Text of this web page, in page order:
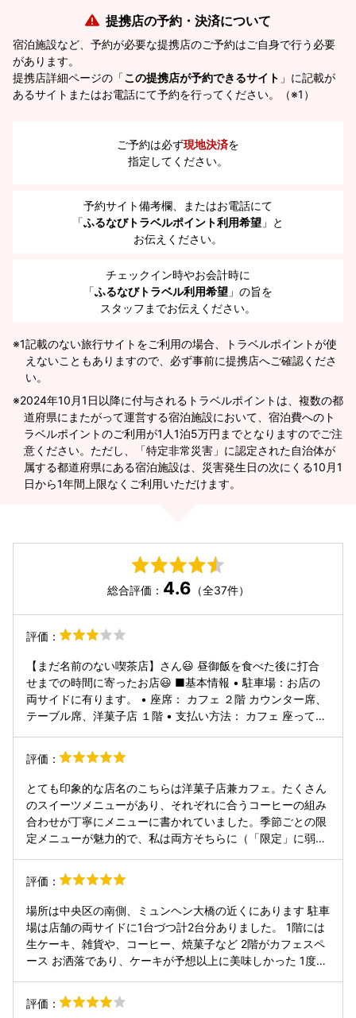
提携店の予約・決済について
宿泊施設など、予約が必要な提携店のご予約はご自身で行う必要
があります。
提携店詳細ページの「この提携店が予約できるサイト 」に記載が
あるサイトまたはお電話にて予約を行ってください。（※1）
ご予約は必ず現地決済を
指定してください。
予約サイト備考欄、またはお電話にて
「ふるなびトラベルポイント利用希望 」と
お伝えください。
チェックイン時やお会計時に
「ふるなびトラベル利用希望 」の旨を
スタッフまでお伝えください。
※1記載のない旅行サイトをご利用の場合、トラベルポイントが使
えないこともありますので、必ず事前に提携店へご確認くださ
い。
2024年10月1日以降に付与されるトラベルポイントは、複数の都
道府県にまたがって運営する宿泊施設において、宿泊費へのト
ラベルポイントのご利用が1人1泊5万円までとなりますのでご注
意ください。ただし、「特定非常災害」に認定された自治体が
属する都道府県にある宿泊施設は、災害発生日の次にくる10月1
日から1年間上限なくご利用いただけます。
総合評価： 4.6 （全37件）
評価：
【まだ名前のない喫茶店】さん😃 昼御飯を食べた後に打合
せまでの時間に寄ったお店😃 ​■基本情報 • ​駐車場：お店の
両サイドに有ります。 • ​座席： カフェ ２階 カウンター席、
テーブル席、洋菓子店 １階 • ​支払い方法： カフェ 座って注
紙袋無料。 • ​営業時間：カフェ 11時～18時(L.O.17時30
分)、洋菓子店 11時～19時 • 定休日：Instagramにて告知有
• ​予約：洋菓子店のみ予約可 • ​喫煙/禁煙：全席禁煙 ​■訪問
時の状況 • ​訪問日時： 11時30分頃 • ​混雑度： 先客無し(お
店の方達が新店舗の打合せ？をしてたので…静かでは無かっ
た) ​■注文したメニュー • ​料理名： カフェ『ケーキドリンク
セット(やわらかプリン、宵桜ブレンド(深煎り))(1,010円)』
(300円)』と『おつまみアーモンド(420円)』😆 ​■感想 • ​料
は、まさに至福の組み合わせでした。とろけるような食感の
『やわらかプリン』の優しい甘さに、深煎りの『宵桜ブレン
ド』のキリッとした苦味が絶妙にマッチします。テイクアウ
トした『軟石クッキー』は、地元・石山を象徴する軟石を模
した見た目が楽しく、サクサクの食感。他にも『マドレー
ヌ』や『おつまみアーモンド』など、素材の良さが光る焼き
評価：
とても印象的な店名のこちらは洋菓子店兼カフェ。たくさん
のスイーツメニューがあり、それぞれに合うコーヒーの組み
合わせが丁寧にメニューに書かれていました。季節ごとの限
定メニューが魅力的で、私は両方そちらに（「限定」に弱い
気。１階はコーヒー豆や焼き菓子、ケーキのコーナーになっ
ていてお買い物も楽しめます。
評価：
場所は中央区の南側、ミュンヘン大橋の近くにあります 駐車
場は店舗の両サイドに1台づつ計2台分ありました。 1階には
生ケーキ、雑貨や、コーヒー、焼菓子など 2階がカフェスペ
ース お洒落であり、ケーキが予想以上に美味しかった 1度目
軟石の雑貨が地元らしくていいですね 住宅街なので静かだし
落ち着きます いい店を見つけた気分になった。
評価：